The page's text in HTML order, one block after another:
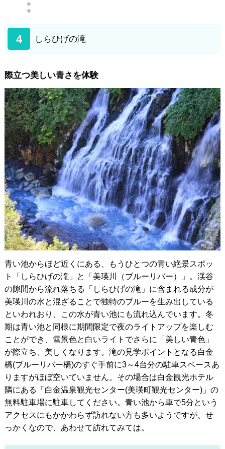
4 しらひげの滝
際立つ美しい青さを体験
青い池からほど近くにある、もうひとつの青い絶景スポッ
ト「しらひげの滝」と「美瑛川（ブルーリバー）」。渓谷
の隙間から流れ落ちる「しらひげの滝」に含まれる成分が
美瑛川の水と混ざることで独特のブルーを生み出している
といわれおり、この水が青い池にも流れ込んでいます。冬
期は青い池と同様に期間限定で夜のライトアップを楽しむ
ことができ、雪景色と白いライトでさらに「美しい青色」
が際立ち、美しくなります。滝の見学ポイントとなる白金
橋(ブルーリバー橋)のすぐ手前に3～4台分の駐車スペースあ
りますがほぼ空いていません。その場合は白金観光ホテル
隣にある「白金温泉観光センター(美瑛町観光センター)」の
無料駐車場に駐車してください。青い池から車で5分という
アクセスにもかかわらず訪れない方も多いようですが、せ
っかくなので、あわせて訪れてみては。